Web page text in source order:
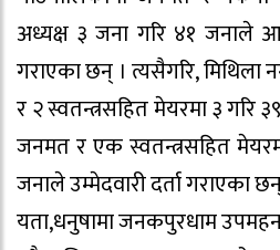
अध्यक्ष ३ जना गरि ४१ जनाले
गराएका छन् । त्यसैगरि, मिथिला
र २ स्वतन्त्रसहित मेयरमा ३ गरि
जनमत र एक स्वतन्त्रसहित
जनाले उम्मेदवारी दर्ता गराएका
यता,धनुषामा जनकपुरधाम